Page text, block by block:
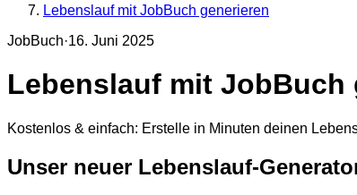
Lebenslauf mit JobBuch generieren
JobBuch·16. Juni 2025
Lebenslauf mit JobBuch
Kostenlos & einfach: Erstelle in Minuten deinen
Unser neuer Lebenslauf-